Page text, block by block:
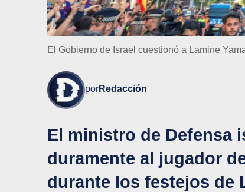
El Gobierno de Israel cuestionó a Lamine
porRedacción
El ministro de Defensa
duramente al jugador
durante los festejos de